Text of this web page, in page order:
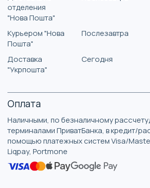
отделения
"Нова Пошта"
Курьером "Нова
Пошта"
Послезавтра
Доставка
"Укрпошта"
Сегодня
Оплата
Наличными, по безналичному
терминалами ПриватБанка, в кредит/
помощью платежных систем Visa/
Liqpay, Portmone